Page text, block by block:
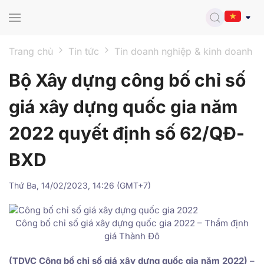
Trang chủ Tin tức Tin doanh nghiệp & kinh doanh
Bộ Xây dựng công bố chỉ số
giá xây dựng quốc gia năm
2022 quyết định số 62/QĐ-
BXD
Thứ Ba, 14/02/2023, 14:26 (GMT+7)
Công bố chỉ số giá xây dựng quốc gia 2022 – Thẩm định
giá Thành Đô
(TDVC Công bố chỉ số giá xây dựng quốc gia năm 2022) –